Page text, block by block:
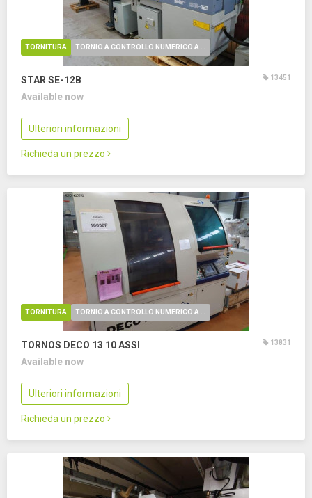
TORNITURA
STAR SE-12B 13451
Available now
Ulteriori informazioni
Richieda un prezzo
TORNITURA
TORNOS DECO 13 10 ASSI 13831
Available now
Ulteriori informazioni
Richieda un prezzo